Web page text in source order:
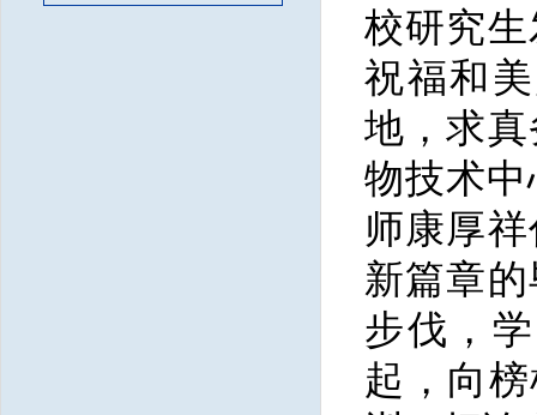
校研究
祝福和
地，求
物技术
师康厚
新篇章
步伐，
起，向